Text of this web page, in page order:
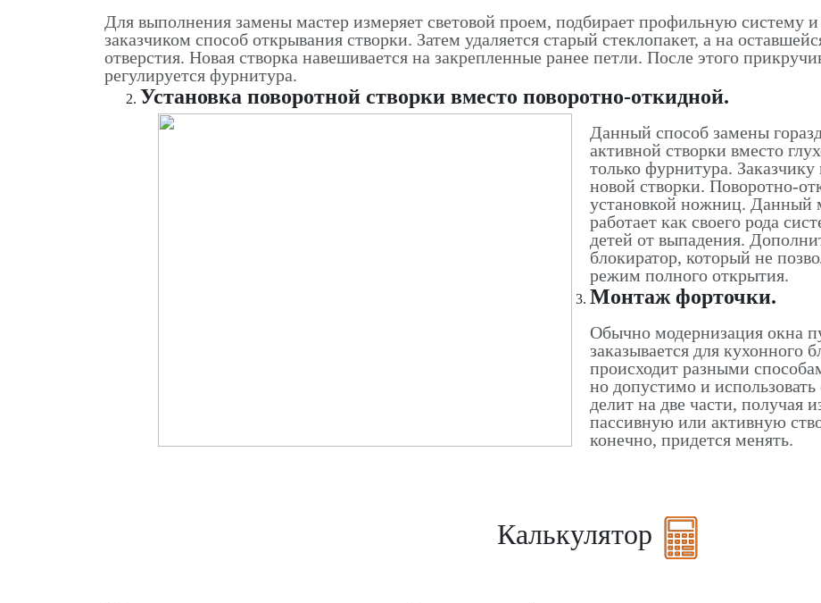
Для выполнения замены мастер измеряет световой проем, подбирает профильную систему
заказчиком способ открывания створки. Затем удаляется старый стеклопакет, а на
отверстия. Новая створка навешивается на закрепленные ранее петли. После этого
регулируется фурнитура.
Установка поворотной створки вместо поворотно-откидной.
Данный способ замены
активной створки вместо
только фурнитура.
новой створки. Поворотно-
установкой ножниц. Данный
работает как своего рода
детей от выпадения.
блокиратор, который не
режим полного открытия.
Монтаж форточки.
Обычно модернизация окна
заказывается для кухонного
происходит разными
но допустимо и
делит на две части, получая
пассивную или активную
конечно, придется менять.
Калькулятор